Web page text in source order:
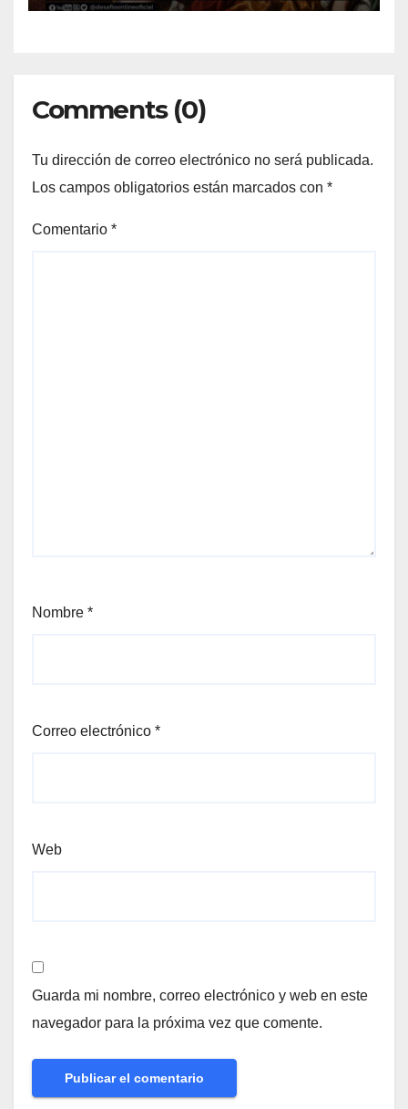
Comments (0)
Tu dirección de correo electrónico no será publicada.
Los campos obligatorios están marcados con *
Comentario *
Nombre *
Correo electrónico *
Web
Guarda mi nombre, correo electrónico y web en este
navegador para la próxima vez que comente.